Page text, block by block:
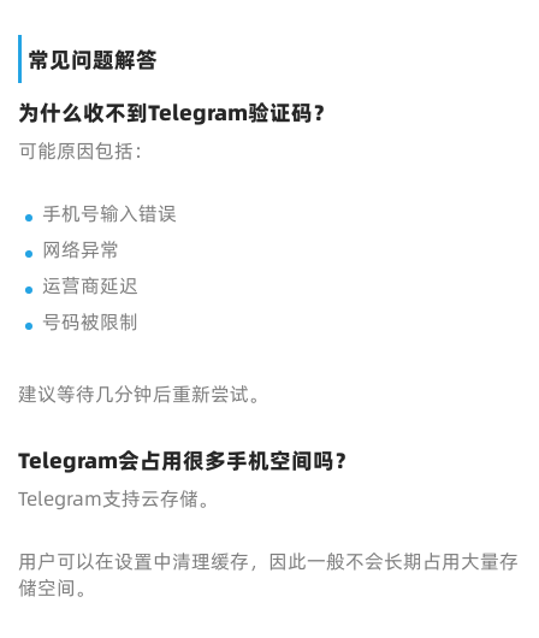
常见问题解答
为什么收不到Telegram验证码？
可能原因包括：
手机号输入错误
网络异常
运营商延迟
号码被限制
建议等待几分钟后重新尝试。
Telegram会占用很多手机空间吗？
Telegram支持云存储。
用户可以在设置中清理缓存，因此一般不会长期占用大量存
储空间。